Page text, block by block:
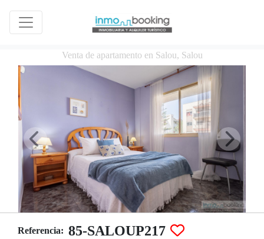
Venta de apartamento en Salou, Salou
Referencia: 85-SALOUP217